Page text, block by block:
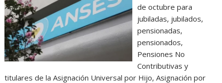
de octubre para
jubiladas, jubilados,
pensionadas,
pensionados,
Pensiones No
Contributivas y
titulares de la Asignación Universal por Hijo, Asignación por